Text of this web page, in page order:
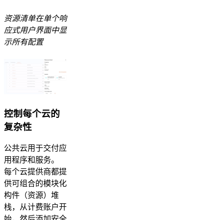
资源清单在单个响
应式用户界面中显
示所有配置
控制每个云的
复杂性
公共云用于交付应
用程序和服务。
每个云提供商都提
供可组合的模块化
构件（资源）堆
栈，从计费账户开